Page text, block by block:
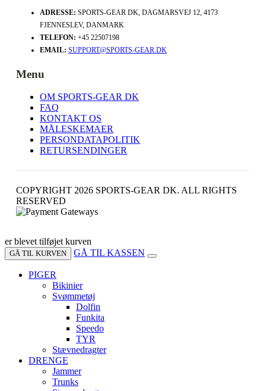
ADRESSE: SPORTS-GEAR DK, DAGMARSVEJ 12, 4173
FJENNESLEV, DANMARK
TELEFON: +45 22507198
EMAIL: SUPPORT@SPORTS-GEAR.DK
Menu
OM SPORTS-GEAR DK
FAQ
KONTAKT OS
MÅLESKEMAER
PERSONDATAPOLITIK
RETURSENDINGER
COPYRIGHT 2026 SPORTS-GEAR DK. ALL RIGHTS
RESERVED
er blevet tilføjet kurven
GÅ TIL KURVEN GÅ TIL KASSEN
PIGER
Bikinier
Svømmetøj
Dolfin
Funkita
Speedo
TYR
Stævnedragter
DRENGE
Jammer
Trunks